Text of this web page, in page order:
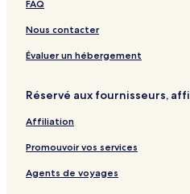
FAQ
Nous contacter
Évaluer un hébergement
Réservé aux fournisseurs,
Affiliation
Promouvoir vos services
Agents de voyages